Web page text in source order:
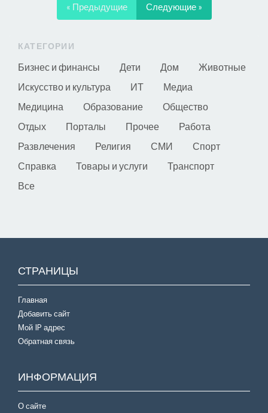
« Предыдущие Следующие »
КАТЕГОРИИ
Бизнес и финансы Дети Дом
Животные
Искусство и культура
ИТ
Медиа
Медицина
Образование
Общество
Отдых
Порталы Прочее
Работа
Развлечения
Религия СМИ
Спорт
Справка
Товары и услуги
Транспорт
Все
СТРАНИЦЫ
Главная
Добавить сайт
Мой IP адрес
Обратная связь
ИНФОРМАЦИЯ
О сайте